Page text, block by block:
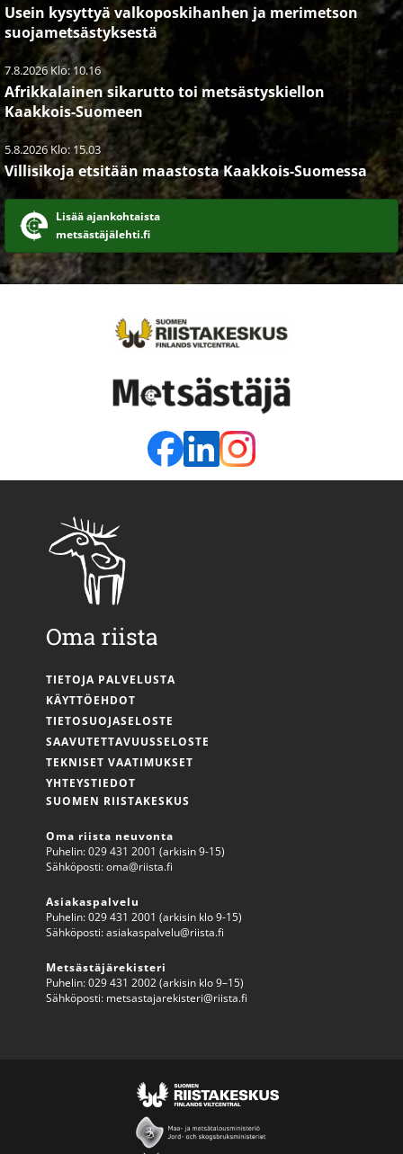
Usein kysyttyä valkoposkihanhen ja merimetson
suojametsästyksestä
7.8.2026 Klo: 10.16
Afrikkalainen sikarutto toi metsästyskiellon
Kaakkois-Suomeen
5.8.2026 Klo: 15.03
Villisikoja etsitään maastosta Kaakkois-Suomessa
Lisää ajankohtaista
metsästäjälehti.fi
TIETOJA PALVELUSTA
KÄYTTÖEHDOT
TIETOSUOJASELOSTE
SAAVUTETTAVUUSSELOSTE
TEKNISET VAATIMUKSET
YHTEYSTIEDOT
SUOMEN RIISTAKESKUS
Oma riista neuvonta
Puhelin: 029 431 2001 (arkisin 9-15)
Sähköposti:oma@riista.fi
Asiakaspalvelu
Puhelin: 029 431 2001 (arkisin klo 9-15)
Sähköposti:asiakaspalvelu@riista.fi
Metsästäjärekisteri
Puhelin: 029 431 2002 (arkisin klo 9–15)
Sähköposti: metsastajarekisteri@riista.fi